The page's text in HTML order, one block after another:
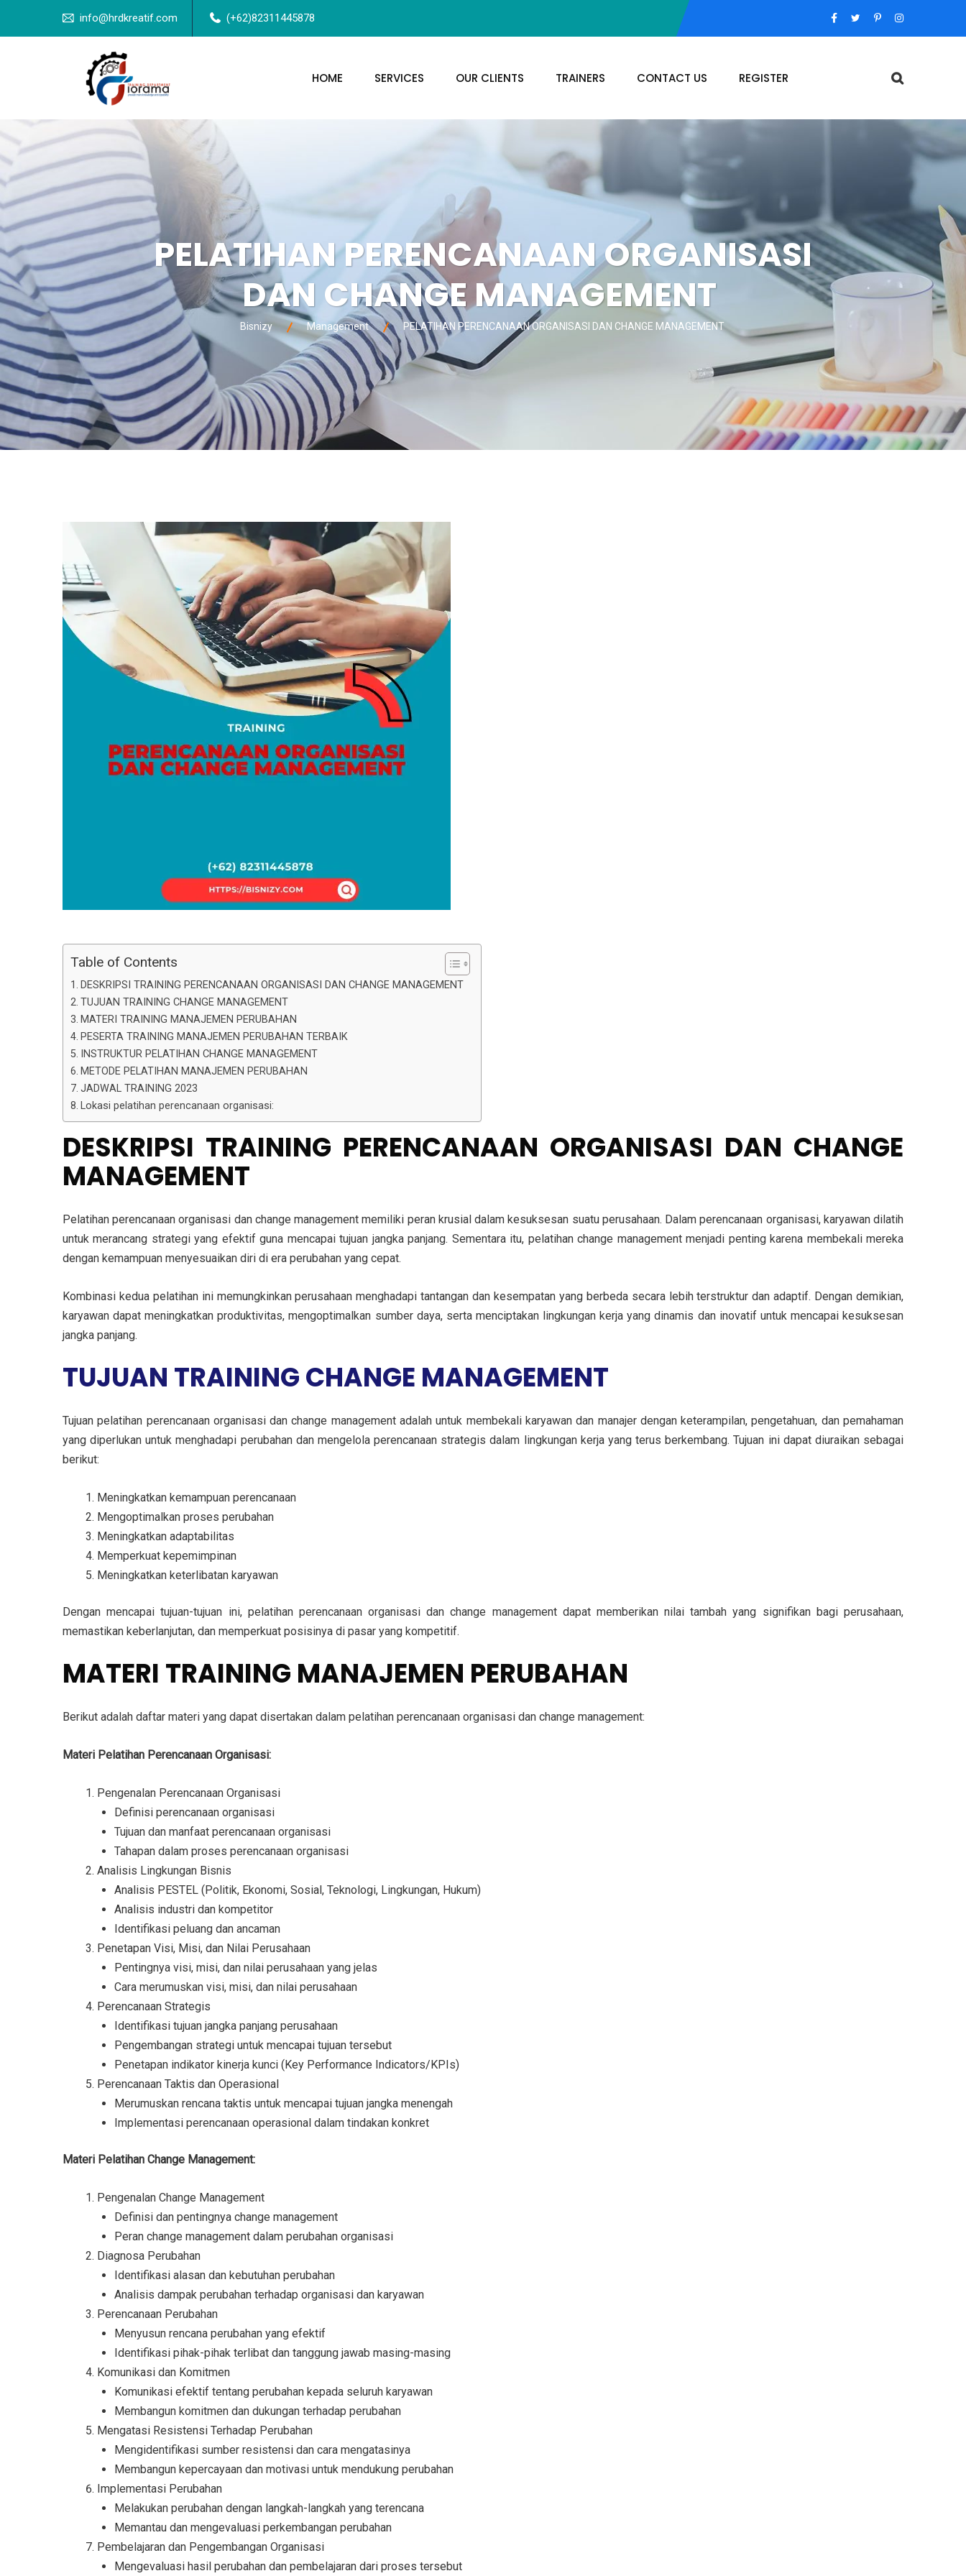
info@hrdkreatif.com (+62)82311445878
HOME SERVICES OUR CLIENTS TRAINERS CONTACT US REGISTER
PELATIHAN PERENCANAAN ORGANISASI
DAN CHANGE MANAGEMENT
Bisnizy Management PELATIHAN PERENCANAAN ORGANISASI DAN CHANGE MANAGEMENT
Table of Contents
DESKRIPSI TRAINING PERENCANAAN ORGANISASI DAN CHANGE MANAGEMENT
TUJUAN TRAINING CHANGE MANAGEMENT
MATERI TRAINING MANAJEMEN PERUBAHAN
PESERTA TRAINING MANAJEMEN PERUBAHAN TERBAIK
INSTRUKTUR PELATIHAN CHANGE MANAGEMENT
METODE PELATIHAN MANAJEMEN PERUBAHAN
JADWAL TRAINING 2023
Lokasi pelatihan perencanaan organisasi:
DESKRIPSI TRAINING PERENCANAAN ORGANISASI DAN CHANGE
MANAGEMENT
Pelatihan perencanaan organisasi dan change management memiliki peran krusial dalam kesuksesan suatu perusahaan. Dalam perencanaan organisasi, karyawan dilatih
untuk merancang strategi yang efektif guna mencapai tujuan jangka panjang. Sementara itu, pelatihan change management menjadi penting karena membekali mereka
dengan kemampuan menyesuaikan diri di era perubahan yang cepat.
Kombinasi kedua pelatihan ini memungkinkan perusahaan menghadapi tantangan dan kesempatan yang berbeda secara lebih terstruktur dan adaptif. Dengan demikian,
karyawan dapat meningkatkan produktivitas, mengoptimalkan sumber daya, serta menciptakan lingkungan kerja yang dinamis dan inovatif untuk mencapai kesuksesan
jangka panjang.
TUJUAN TRAINING CHANGE MANAGEMENT
Tujuan pelatihan perencanaan organisasi dan change management adalah untuk membekali karyawan dan manajer dengan keterampilan, pengetahuan, dan pemahaman
yang diperlukan untuk menghadapi perubahan dan mengelola perencanaan strategis dalam lingkungan kerja yang terus berkembang. Tujuan ini dapat diuraikan sebagai
berikut:
Meningkatkan kemampuan perencanaan
Mengoptimalkan proses perubahan
Meningkatkan adaptabilitas
Memperkuat kepemimpinan
Meningkatkan keterlibatan karyawan
Dengan mencapai tujuan-tujuan ini, pelatihan perencanaan organisasi dan change management dapat memberikan nilai tambah yang signifikan bagi perusahaan,
memastikan keberlanjutan, dan memperkuat posisinya di pasar yang kompetitif.
MATERI TRAINING MANAJEMEN PERUBAHAN
Berikut adalah daftar materi yang dapat disertakan dalam pelatihan perencanaan organisasi dan change management:
Materi Pelatihan Perencanaan Organisasi:
Pengenalan Perencanaan Organisasi
Definisi perencanaan organisasi
Tujuan dan manfaat perencanaan organisasi
Tahapan dalam proses perencanaan organisasi
Analisis Lingkungan Bisnis
Analisis PESTEL (Politik, Ekonomi, Sosial, Teknologi, Lingkungan, Hukum)
Analisis industri dan kompetitor
Identifikasi peluang dan ancaman
Penetapan Visi, Misi, dan Nilai Perusahaan
Pentingnya visi, misi, dan nilai perusahaan yang jelas
Cara merumuskan visi, misi, dan nilai perusahaan
Perencanaan Strategis
Identifikasi tujuan jangka panjang perusahaan
Pengembangan strategi untuk mencapai tujuan tersebut
Penetapan indikator kinerja kunci (Key Performance Indicators/KPIs)
Perencanaan Taktis dan Operasional
Merumuskan rencana taktis untuk mencapai tujuan jangka menengah
Implementasi perencanaan operasional dalam tindakan konkret
Materi Pelatihan Change Management:
Pengenalan Change Management
Definisi dan pentingnya change management
Peran change management dalam perubahan organisasi
Diagnosa Perubahan
Identifikasi alasan dan kebutuhan perubahan
Analisis dampak perubahan terhadap organisasi dan karyawan
Perencanaan Perubahan
Menyusun rencana perubahan yang efektif
Identifikasi pihak-pihak terlibat dan tanggung jawab masing-masing
Komunikasi dan Komitmen
Komunikasi efektif tentang perubahan kepada seluruh karyawan
Membangun komitmen dan dukungan terhadap perubahan
Mengatasi Resistensi Terhadap Perubahan
Mengidentifikasi sumber resistensi dan cara mengatasinya
Membangun kepercayaan dan motivasi untuk mendukung perubahan
Implementasi Perubahan
Melakukan perubahan dengan langkah-langkah yang terencana
Memantau dan mengevaluasi perkembangan perubahan
Pembelajaran dan Pengembangan Organisasi
Mengevaluasi hasil perubahan dan pembelajaran dari proses tersebut